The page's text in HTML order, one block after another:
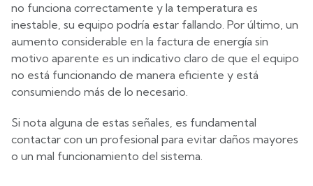
no funciona correctamente y la temperatura es
inestable, su equipo podría estar fallando. Por último, un
aumento considerable en la factura de energía sin
motivo aparente es un indicativo claro de que el equipo
no está funcionando de manera eficiente y está
consumiendo más de lo necesario.
Si nota alguna de estas señales, es fundamental
contactar con un profesional para evitar daños mayores
o un mal funcionamiento del sistema.